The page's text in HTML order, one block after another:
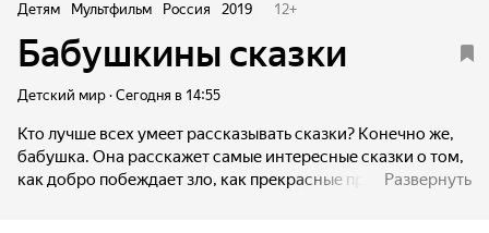
Детям Мультфильм Россия 2019 12+
Бабушкины сказки
Детский мир · Сегодня в 14:55
Кто лучше всех умеет рассказывать сказки? Конечно же,
бабушка. Она расскажет самые интересные сказки о том,
как добро побеждает зло, как прекрасные принцы спасают
Развернуть